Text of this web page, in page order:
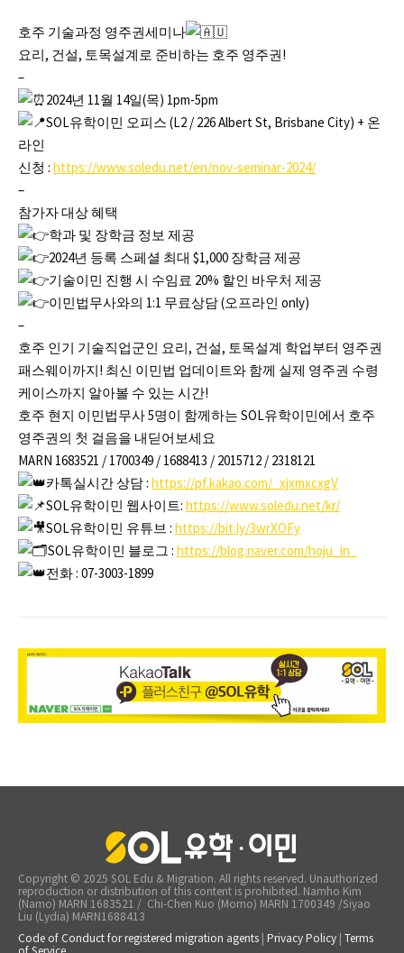
호주 기술과정 영주권세미나
​요리, 건설, 토목설계로 준비하는 호주 영주권!
–
2024년 11월 14일(목) 1pm-5pm
SOL유학이민 오피스 (L2 / 226 Albert St, Brisbane City) + 온
라인
신청 : https://www.soledu.net/en/nov-seminar-2024/
–
참가자 대상 혜택
​학과 및 장학금 정보 제공
2024년 등록 스페셜 최대 $1,000 장학금 제공
기술이민 진행 시 수임료 20% 할인 바우처 제공
이민법무사와의 1:1 무료상담 (오프라인 only)
–
호주 인기 기술직업군인 요리, 건설, 토목설계 학업부터 영주권
패스웨이까지! 최신 이민법 업데이트와 함께 실제 영주권 수령
케이스까지 알아볼 수 있는 시간!
호주 현지 이민법무사 5명이 함께하는 SOL유학이민에서 호주
영주권의 첫 걸음을 내딛어보세요
MARN 1683521 / 1700349 / 1688413 / 2015712 / 2318121
카톡실시간 상담 : https://pf.kakao.com/_xjxmxcxgV
SOL유학이민 웹사이트: https://www.soledu.net/kr/
SOL유학이민 유튜브 : https://bit.ly/3wrXOFy
SOL유학이민 블로그 : https://blog.naver.com/hoju_in_
전화 : 07-3003-1899
Copyright © 2025 SOL Edu & Migration. All rights reserved. Unauthorized
reproduction or distribution of this content is prohibited. Namho Kim
(Namo) MARN 1683521 / Chi-Chen Kuo (Momo) MARN 1700349 /Siyao
Liu (Lydia) MARN1688413
Code of Conduct for registered migration agents | Privacy Policy | Terms